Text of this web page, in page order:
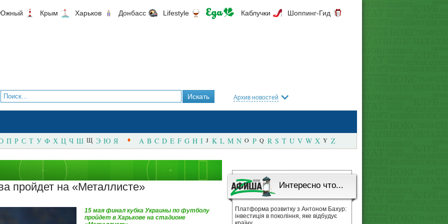
Крым Харьков Донбасс Lifestyle Каблучки Шоппинг-Гид
Архив новостей
П Р С Т У Ф Х Ц Ч Ш Щ Э Ю Я A B C D E F G H I J K L M N O P Q R S T U V W X Y Z
пройдет на «Металлисте»
15 мая финал кубка Украины по футболу
пройдет в Харькове на стадионе
Интересно что...
Платформа розвитку з Антоном Бахур:
інвестиція в покоління, яке відбудує